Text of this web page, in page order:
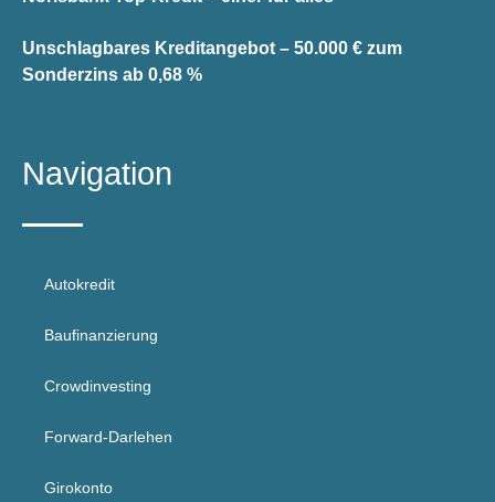
Unschlagbares Kreditangebot – 50.000 € zum
Sonderzins ab 0,68 %
Navigation
Autokredit
Baufinanzierung
Crowdinvesting
Forward-Darlehen
Girokonto